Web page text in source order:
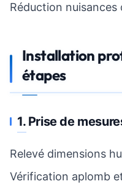
Réduction nuisances
Installation
étapes
1. Prise de
Relevé dimensions
Vérification aplomb